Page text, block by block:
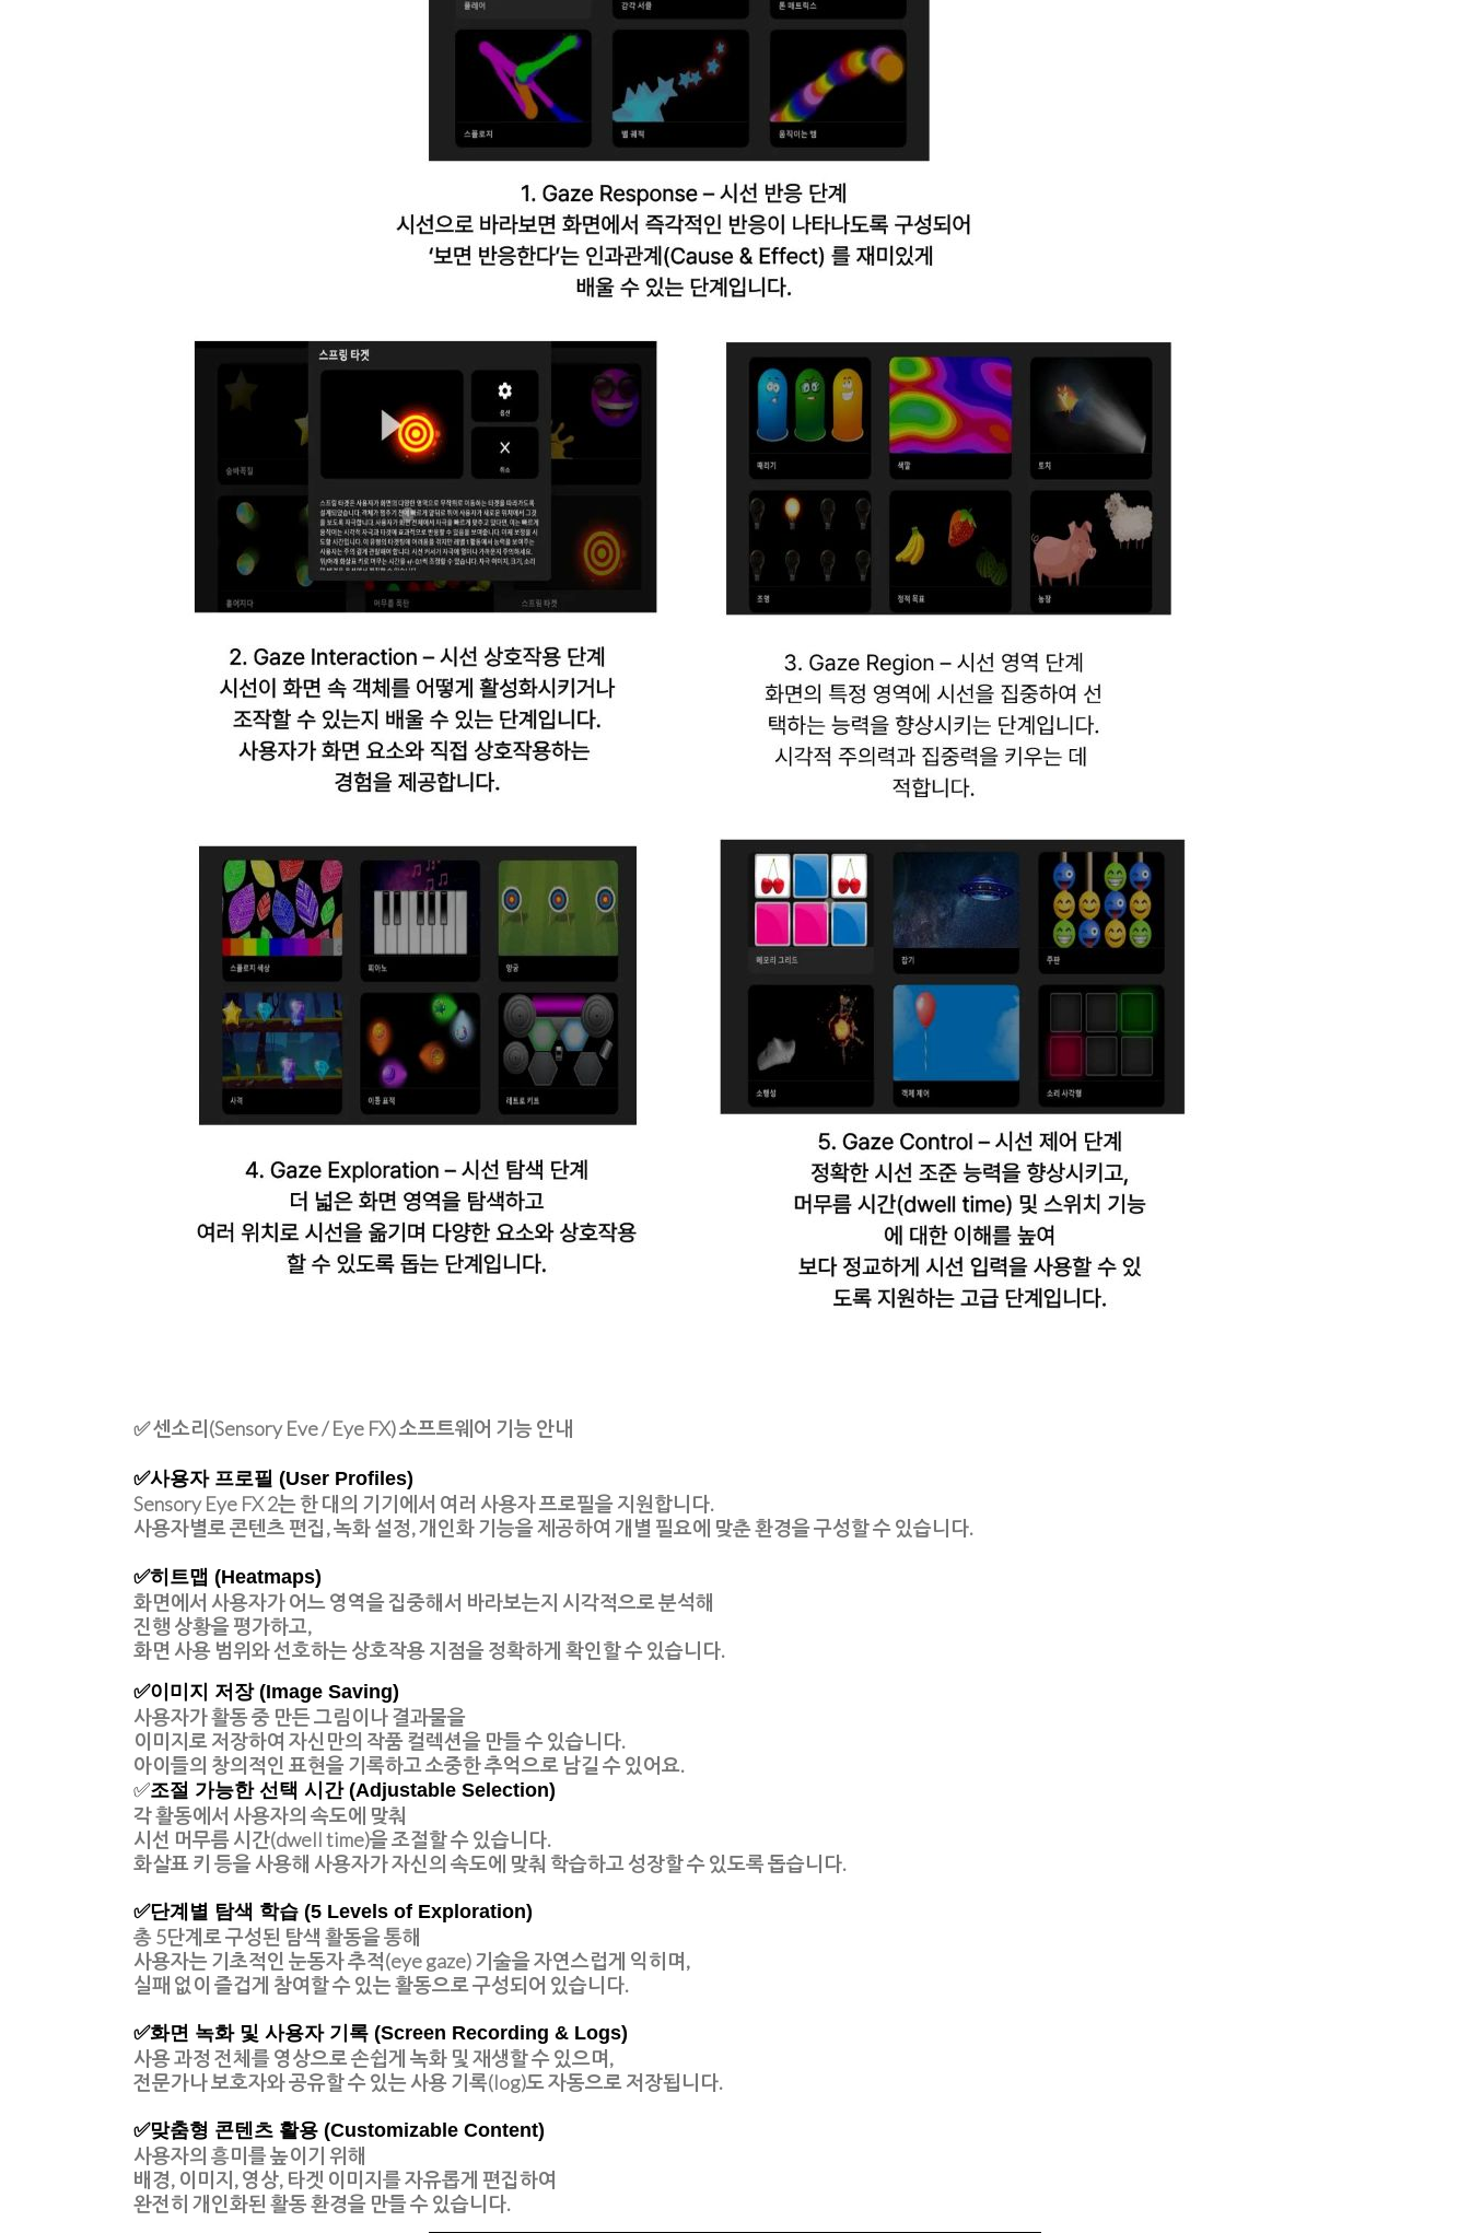
✅센소리(Sensory Eve / Eye FX) 소프트웨어 기능 안내
✅사용자 프로필 (User Profiles)
Sensory Eye FX 2는 한 대의 기기에서 여러 사용자 프로필을 지원합니다.
사용자별로콘텐츠 편집,녹화 설정,개인화 기능을 제공하여 개별 필요에 맞춘 환경을 구성할 수 있습니다.
✅히트맵 (Heatmaps)
화면에서 사용자가 어느 영역을 집중해서 바라보는지 시각적으로 분석해
진행 상황을 평가하고,
화면 사용 범위와 선호하는 상호작용 지점을 정확하게 확인할 수 있습니다.
✅이미지 저장 (Image Saving)
사용자가 활동 중 만든 그림이나 결과물을
이미지로 저장하여 자신만의 작품 컬렉션을 만들 수 있습니다.
아이들의 창의적인 표현을 기록하고 소중한 추억으로 남길 수 있어요.
✅조절 가능한 선택 시간 (Adjustable Selection)
각 활동에서 사용자의 속도에 맞춰
시선 머무름 시간(dwell time)을 조절할 수 있습니다.
화살표 키 등을 사용해 사용자가자신의 속도에 맞춰 학습하고 성장할 수 있도록 돕습니다.
✅단계별 탐색 학습 (5 Levels of Exploration)
총 5단계로 구성된 탐색 활동을 통해
사용자는 기초적인 눈동자 추적(eye gaze) 기술을 자연스럽게 익히며 ,
실패 없이 즐겁게 참여할 수 있는 활동으로 구성되어 있습니다.
✅화면 녹화 및 사용자 기록 (Screen Recording & Logs)
사용 과정 전체를영상으로 손쉽게 녹화 및 재생할 수 있으며,
전문가나 보호자와 공유할 수 있는 사용 기록(log)도 자동으로 저장됩니다.
✅맞춤형 콘텐츠 활용 (Customizable Content)
사용자의 흥미를 높이기 위해
배경, 이미지, 영상, 타겟 이미지를 자유롭게 편집하여
완전히 개인화된 활동 환경을 만들 수 있습니다.